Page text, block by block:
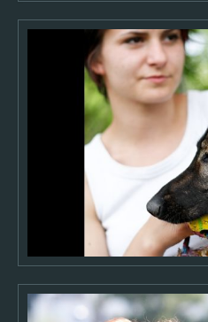
Oblíbené
Výběry fotek
ARCHIV
2026
2024
2021